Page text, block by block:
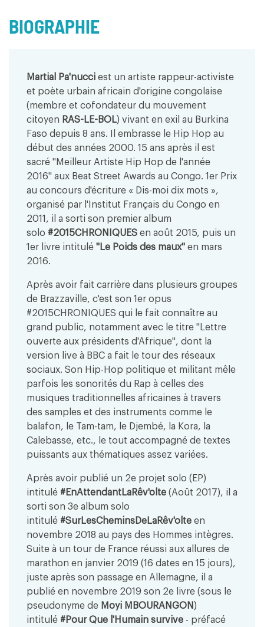
BIOGRAPHIE
Martial Pa'nucci est un artiste rappeur-activiste
et poète urbain africain d'origine congolaise
(membre et cofondateur du mouvement
citoyen RAS-LE-BOL) vivant en exil au Burkina
Faso depuis 8 ans. Il embrasse le Hip Hop au
début des années 2000. 15 ans après il est
sacré ''Meilleur Artiste Hip Hop de l'année
2016'' aux Beat Street Awards au Congo. 1er Prix
au concours d'écriture « Dis-moi dix mots »,
organisé par l'Institut Français du Congo en
2011, il a sorti son premier album
solo #2015CHRONIQUES en août 2015, puis un
1er livre intitulé "Le Poids des maux" en mars
2016.
Après avoir fait carrière dans plusieurs groupes
de Brazzaville, c'est son 1er opus
#2015CHRONIQUES qui le fait connaître au
grand public, notamment avec le titre "Lettre
ouverte aux présidents d'Afrique", dont la
version live à BBC a fait le tour des réseaux
sociaux. Son Hip-Hop politique et militant mêle
parfois les sonorités du Rap à celles des
musiques traditionnelles africaines à travers
des samples et des instruments comme le
balafon, le Tam-tam, le Djembé, la Kora, la
Calebasse, etc., le tout accompagné de textes
puissants aux thématiques assez variées.
Après avoir publié un 2e projet solo (EP)
intitulé #EnAttendantLaRêv'olte (Août 2017), il a
sorti son 3e album solo
intitulé #SurLesCheminsDeLaRêv'olte en
novembre 2018 au pays des Hommes intègres.
Suite à un tour de France réussi aux allures de
marathon en janvier 2019 (16 dates en 15 jours),
juste après son passage en Allemagne, il a
publié en novembre 2019 son 2e livre (sous le
pseudonyme de Moyi MBOURANGON )
intitulé #Pour Que l'Humain survive - préfacé